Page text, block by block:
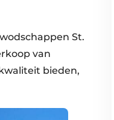
St.
van
bieden,